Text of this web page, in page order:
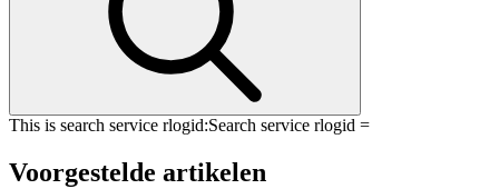
This is search service rlogid:Search service rlogid =
Voorgestelde artikelen